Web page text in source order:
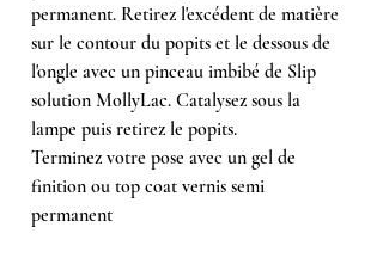
permanent. Retirez l'excédent de matière
sur le contour du popits et le dessous de
l'ongle avec un pinceau imbibé de Slip
solution MollyLac. Catalysez sous la
lampe puis retirez le popits.
Terminez votre pose avec un gel de
finition ou top coat vernis semi
permanent